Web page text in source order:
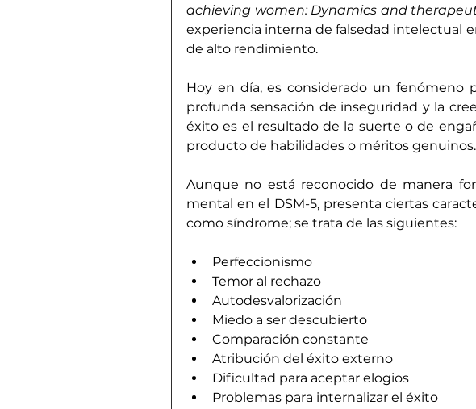
achieving women: Dynamics and
experiencia interna de falsedad intelectual
de alto rendimiento.
Hoy en día, es considerado un fenómeno
profunda sensación de inseguridad y la
éxito es el resultado de la suerte o de
producto de habilidades o méritos genuinos.
Aunque no está reconocido de manera
mental en el DSM-5, presenta ciertas
como síndrome; se trata de las siguientes:
Perfeccionismo
Temor al rechazo
Autodesvalorización
Miedo a ser descubierto
Comparación constante
Atribución del éxito externo
Dificultad para aceptar elogios
Problemas para internalizar el éxito